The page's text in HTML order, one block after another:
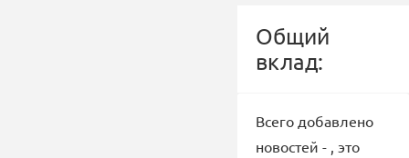
Общий
вклад:
Всего добавлено
новостей - , это